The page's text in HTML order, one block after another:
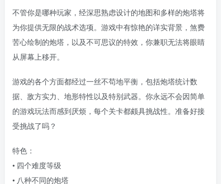
不管你是哪种玩家，经深思熟虑设计的地图和多样的炮塔将
为你提供无限的战术选项。游戏中有惊艳的详实背景，煞费
苦心绘制的炮塔，以及不可思议的特效，你兼职无法将眼睛
从屏幕上移开。
游戏的各个方面都经过一丝不苟地平衡，包括炮塔统计数
据、敌方实力、地形特性以及特别武器。你永远不会因简单
的游戏玩法而感到厌烦，每个关卡都颇具挑战性。准备好接
受挑战了吗？
特色：
• 四个难度等级
• 八种不同的炮塔